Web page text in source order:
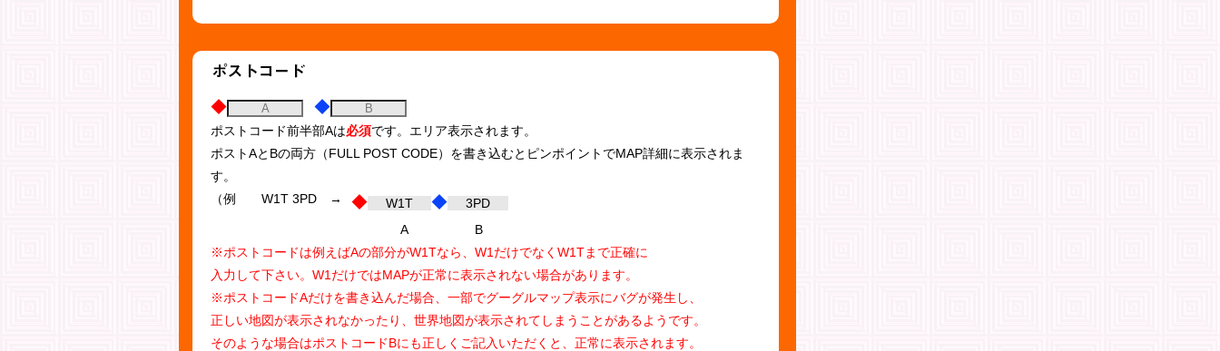
◆ ◆
ポストコード前半部Aは必須です。エリア表示されます。
ポストAとBの両方（FULL POST CODE）を書き込むとピンポイントでMAP詳細に表示されま
す。
（例 W1T 3PD →
◆ W1T ◆
3PD
A
B
※ポストコードは例えばAの部分がW1Tなら、W1だけでなくW1Tまで正確に
入力して下さい。W1だけではMAPが正常に表示されない場合があります。
※ポストコードAだけを書き込んだ場合、一部でグーグルマップ表示にバグが発生し、
正しい地図が表示されなかったり、世界地図が表示されてしまうことがあるようです。
そのような場合はポストコードBにも正しくご記入いただくと、正常に表示されます。